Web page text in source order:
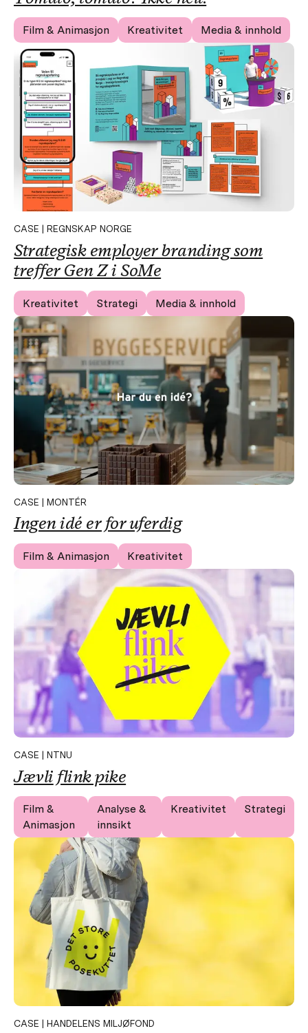
Film & Animasjon Kreativitet Media & innhold
CASE | REGNSKAP NORGE
Strategisk employer branding som
treffer Gen Z i SoMe
Kreativitet Strategi Media & innhold
CASE | MONTÉR
Ingen idé er for uferdig
Film & Animasjon Kreativitet
CASE | NTNU
Jævli flink pike
Film &
Animasjon
Analyse &
innsikt
Kreativitet Strategi
CASE | HANDELENS MILJØFOND